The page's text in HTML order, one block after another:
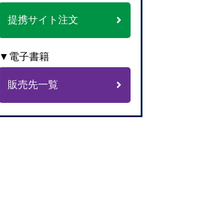
提携サイト注文
▼電子書籍
販売先一覧